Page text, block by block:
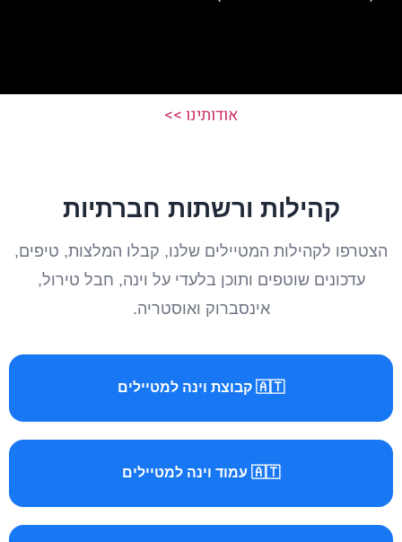
אודותינו >>
קהילות ורשתות חברתיות
הצטרפו לקהילות המטיילים שלנו, קבלו המלצות, טיפים,
עדכונים שוטפים ותוכן בלעדי על וינה, חבל טירול,
אינסברוק ואוסטריה.
🇦🇹 קבוצת וינה למטיילים
🇦🇹 עמוד וינה למטיילים